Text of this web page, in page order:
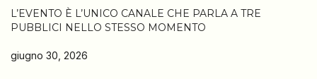
L’EVENTO È L’UNICO CANALE CHE PARLA A TRE
PUBBLICI NELLO STESSO MOMENTO
giugno 30, 2026